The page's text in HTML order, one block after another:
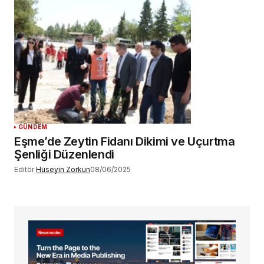
GÜNDEM
Eşme’de Zeytin Fidanı Dikimi ve Uçurtma
Şenliği Düzenlendi
Editör Hüseyin Zorkun08/06/2025